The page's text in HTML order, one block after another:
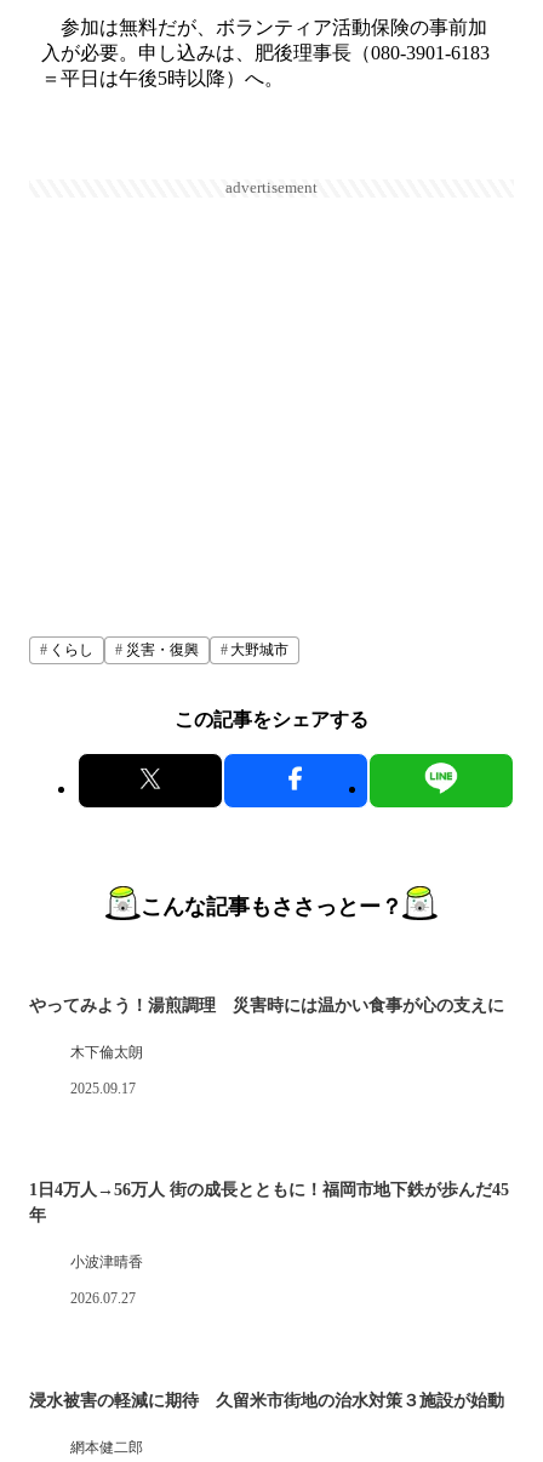
参加は無料だが、ボランティア活動保険の事前加
入が必要。申し込みは、肥後理事長（080-3901-6183
＝平日は午後5時以降）へ。
advertisement
くらし 災害・復興 大野城市
この記事をシェアする
こんな記事もささっとー？
やってみよう！湯煎調理 災害時には温かい食事が心の支えに
木下倫太朗
2025.09.17
1日4万人→56万人 街の成長とともに！福岡市地下鉄が歩んだ45
年
小波津晴香
2026.07.27
浸水被害の軽減に期待 久留米市街地の治水対策３施設が始動
網本健二郎